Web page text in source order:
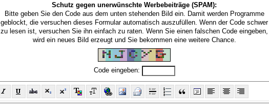
Schutz gegen unerwünschte Werbebeiträge (SPAM):
Bitte geben Sie den Code aus dem unten stehenden Bild ein. Damit werden Programme
geblockt, die versuchen dieses Formular automatisch auszufüllen. Wenn der Code schwer
zu lesen ist, versuchen Sie ihn einfach zu raten. Wenn Sie einen falschen Code eingeben,
wird ein neues Bild erzeugt und Sie bekommen eine weitere Chance.
Code eingeben: